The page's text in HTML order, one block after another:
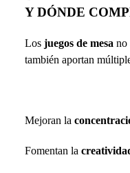
Y DÓNDE
Los juegos de mesa no
también aportan
Mejoran la
Fomentan la